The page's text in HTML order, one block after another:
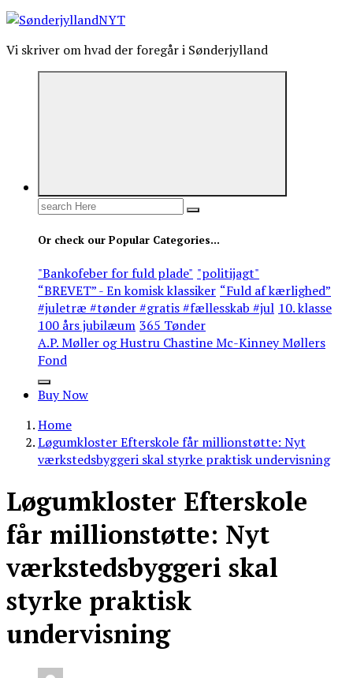
Vi skriver om hvad der foregår i Sønderjylland
Search
Or check our Popular Categories...
"Bankofeber for fuld plade" "politijagt"
“BREVET” - En komisk klassiker “Fuld af kærlighed”
#juletræ #tønder #gratis #fællesskab #jul 10. klasse
100 års jubilæum 365 Tønder
A.P. Møller og Hustru Chastine Mc-Kinney Møllers
Fond
Buy Now
Home
Løgumkloster Efterskole får millionstøtte: Nyt
værkstedsbyggeri skal styrke praktisk undervisning
Løgumkloster Efterskole
får millionstøtte: Nyt
værkstedsbyggeri skal
styrke praktisk
undervisning